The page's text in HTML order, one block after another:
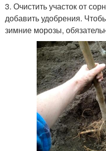
3. Очистить участок от
добавить удобрения.
зимние морозы,